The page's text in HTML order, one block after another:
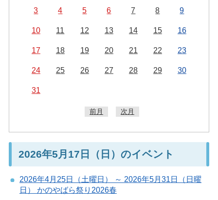
3 4 5 6 7 8 9
10 11 12 13 14 15 16
17 18 19 20 21 22 23
24 25 26 27 28 29 30
31
前月 次月
2026年5月17日（日）のイベント
2026年4月25日（土曜日） ～ 2026年5月31日（日曜
日） かのやばら祭り2026春